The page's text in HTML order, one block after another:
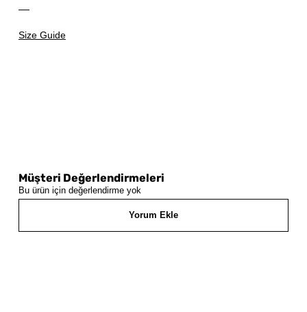
Size Guide
Müşteri Değerlendirmeleri
Bu ürün için değerlendirme yok
Yorum Ekle